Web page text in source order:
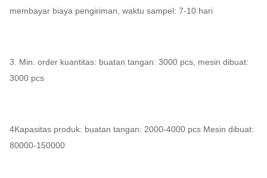
membayar biaya pengiriman, waktu sampel: 7-10 hari
3. Min. order kuantitas: buatan tangan: 3000 pcs, mesin dibuat:
3000 pcs
4Kapasitas produk: buatan tangan: 2000-4000 pcs Mesin dibuat:
80000-150000